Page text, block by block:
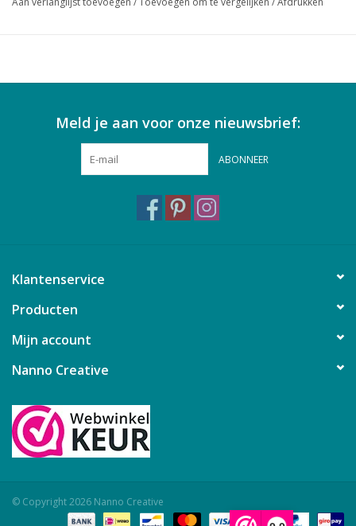
Meld je aan voor onze nieuwsbrief:
ABONNEER
Klantenservice
Producten
Mijn account
Nanno Creative
© Copyright 2026 Nanno Creative